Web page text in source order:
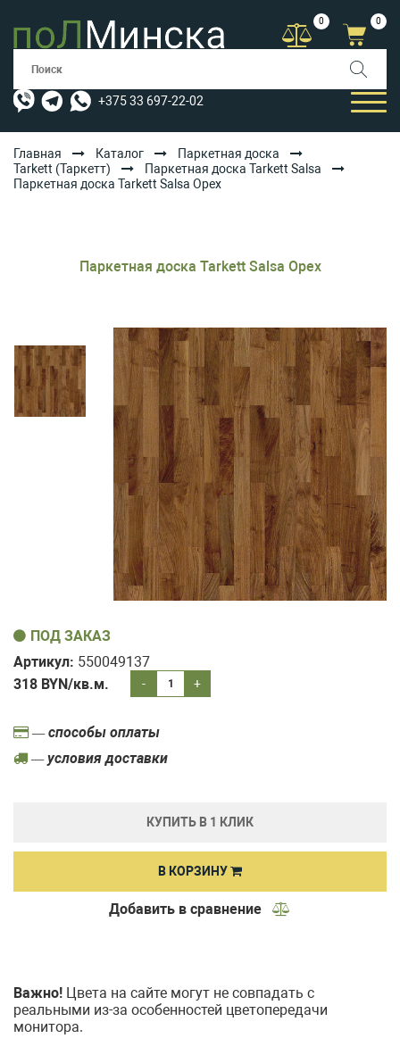
+375 33 697-22-02
КАТАЛОГ
КОНТАКТЫ
0 0
Главная Каталог
Паркетная доска
Tarkett (Таркетт)
Паркетная доска Tarkett Salsa
Паркетная доска Tarkett Salsa Орех
Паркетная доска Tarkett Salsa Орех
ПОД ЗАКАЗ
Артикул: 550049137
318 BYN/кв.м. - +
— способы оплаты
— условия доставки
КУПИТЬ В 1 КЛИК
В КОРЗИНУ
Добавить в сравнение
Важно! Цвета на сайте могут не совпадать с
реальными из-за особенностей цветопередачи
монитора.